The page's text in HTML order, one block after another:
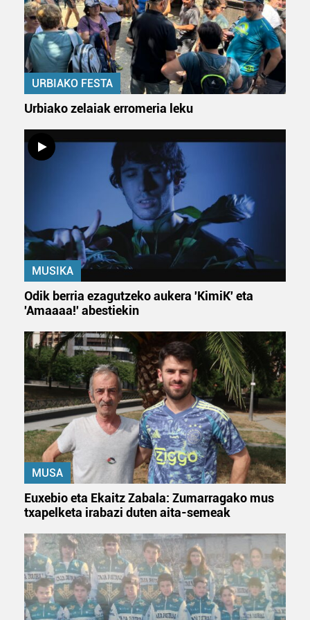
fitxategiak erabiltzen ditu. Zure esperientzia eta
zerbitzuak hobetzeko asmoz, cookie teknologiaz
baliatzen gara. Ohar hau onartuz gero, teknologia hori
erabiltzeko baimen esplizitua ematen diguzu.Gehiago
irakurri
URBIAKO FESTA
Urbiako zelaiak erromeria leku
MUSIKA
Odik berria ezagutzeko aukera 'KimiK' eta
'Amaaaa!' abestiekin
MUSA
Euxebio eta Ekaitz Zabala: Zumarragako mus
txapelketa irabazi duten aita-semeak